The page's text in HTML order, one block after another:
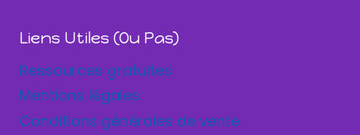
Liens Utiles (ou Pas)
Ressources gratuites
Mentions légales
Conditions générales de vente